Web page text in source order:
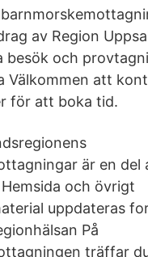
av Region
besök och
Välkommen att
för att boka tid.
är en del
och övrigt
uppdateras
På
träffar